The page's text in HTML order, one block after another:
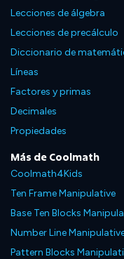
Lecciones de álgebra
Lecciones de precálculo
Diccionario de
Líneas
Factores y primas
Decimales
Propiedades
Más de Coolmath
Coolmath4Kids
Ten Frame Manipulative
Base Ten Blocks
Number Line
Pattern Blocks